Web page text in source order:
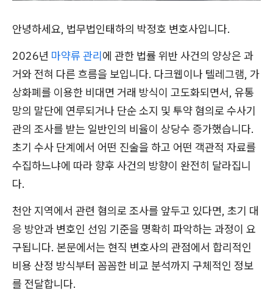
안녕하세요, 법무법인태하의 박정호 변호사입니다.
2026년 마약류 관리에 관한 법률 위반 사건의 양상은 과
거와 전혀 다른 흐름을 보입니다. 다크웹이나 텔레그램, 가
상화폐를 이용한 비대면 거래 방식이 고도화되면서, 유통
망의 말단에 연루되거나 단순 소지 및 투약 혐의로 수사기
관의 조사를 받는 일반인의 비율이 상당수 증가했습니다.
초기 수사 단계에서 어떤 진술을 하고 어떤 객관적 자료를
수집하느냐에 따라 향후 사건의 방향이 완전히 달라집니
다.
천안 지역에서 관련 혐의로 조사를 앞두고 있다면, 초기 대
응 방안과 변호인 선임 기준을 명확히 파악하는 과정이 요
구됩니다. 본문에서는 현직 변호사의 관점에서 합리적인
비용 산정 방식부터 꼼꼼한 비교 분석까지 구체적인 정보
를 전달합니다.